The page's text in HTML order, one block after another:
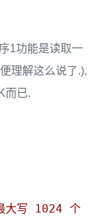
1功能是读取一
理解这么说了.),
而已.
大写 1024 个